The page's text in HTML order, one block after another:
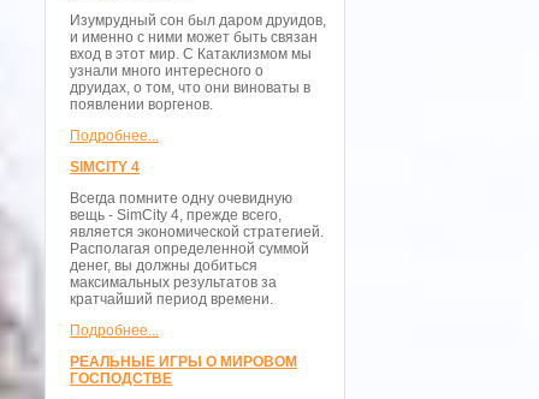
Изумрудный сон был даром друидов,
и именно с ними может быть связан
вход в этот мир. С Катаклизмом мы
узнали много интересного о
друидах, о том, что они виноваты в
появлении воргенов.
Подробнее...
SIMCITY 4
Всегда помните одну очевидную
вещь - SimCity 4, прежде всего,
является экономической стратегией.
Располагая определенной суммой
денег, вы должны добиться
максимальных результатов за
кратчайший период времени.
Подробнее...
РЕАЛЬНЫЕ ИГРЫ О МИРОВОМ
ГОСПОДСТВЕ